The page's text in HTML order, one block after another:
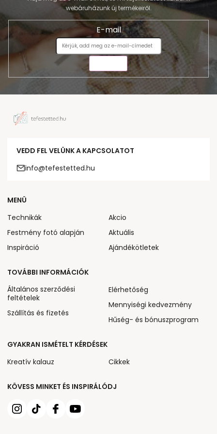
webáruházunk új termékeiről.
E-mail
VEDD FEL VELÜNK A KAPCSOLATOT
info@tefestetted.hu
KÖVESS MINKET ÉS INSPIRÁLÓDJ
MENÜ
Technikák
Festmény fotó alapján
Inspiráció
Akcio
Aktuális
Ajándékötletek
TOVÁBBI INFORMÁCIÓK
Általános szerződési
feltételek
Szállítás és fizetés
Elérhetőség
Mennyiségi kedvezmény
Hűség- és bónuszprogram
GYAKRAN ISMÉTELT KÉRDÉSEK
Kreatív kalauz
Cikkek